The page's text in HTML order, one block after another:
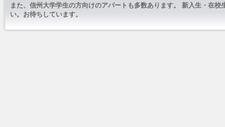
また、信州大学学生の方向けのアパートも多数あります。 新入生・在校
い。お待ちしています。